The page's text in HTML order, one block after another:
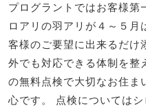
プログラントではお客様第
ロアリの羽アリが４～５月
客様のご要望に出来るだけ
外でも対応できる体制を整
の無料点検で大切なお住ま
心です。 点検については